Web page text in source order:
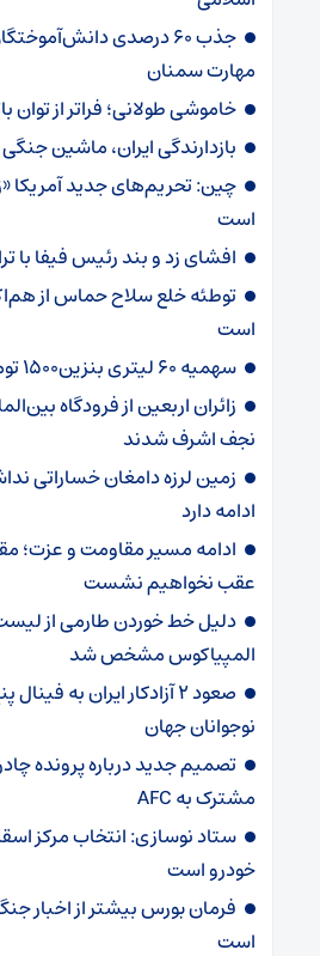
جذب ۶۰ درصدی
مهارت سمنان
خاموشی طولانی؛ فراتر از توان
بازدارندگی ایران، ماشین
چین: تحریم‌های جدید آمریکا
است
افشای زد و بند رئیس فیفا با
توطئه خلع سلاح حماس از
است
سهمیه ۶۰ لیتری بنزین۱۵۰۰ تومانی ادامه دارد
زائران اربعین از فرودگاه
نجف اشرف شدند
زمین لرزه دامغان خساراتی
ادامه دارد
ادامه مسیر مقاومت و عزت؛
عقب نخواهیم نشست
دلیل خط خوردن طارمی از
المپیاکوس مشخص شد
صعود ۲ آزادکار ایران به
نوجوانان جهان
تصمیم جدید درباره پرونده
مشترک به AFC
ستاد نوسازی: انتخاب مرکز
خودرو است
فرمان بورس بیشتر از اخبار
است